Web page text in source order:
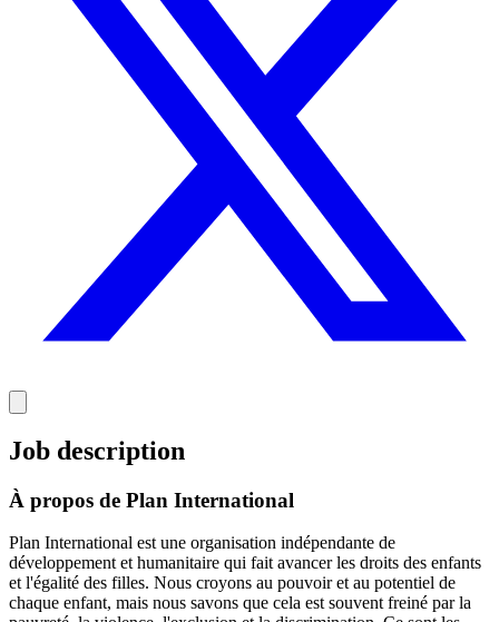
Job description
À propos de Plan International
Plan International est une organisation indépendante de
développement et humanitaire qui fait avancer les droits des enfants
et l'égalité des filles. Nous croyons au pouvoir et au potentiel de
chaque enfant, mais nous savons que cela est souvent freiné par la